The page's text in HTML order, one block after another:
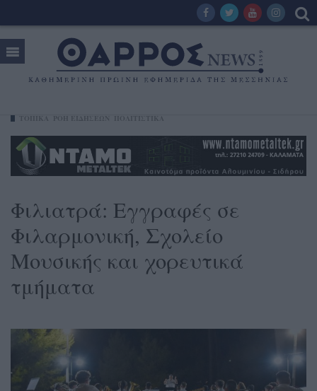
Φιλιατρά: Εγγραφές σε
Φιλαρμονική, Σχολείο
Μουσικής και χορευτικά
τμήματα